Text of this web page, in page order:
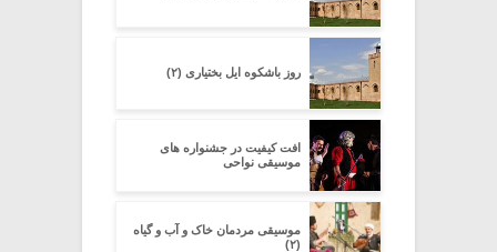
روز باشکوه ایل بختیاری (۲)
افت کیفیت در جشنواره های
موسیقی نواحی
موسیقی مردمان خاک و آب و گیاه
(۲)